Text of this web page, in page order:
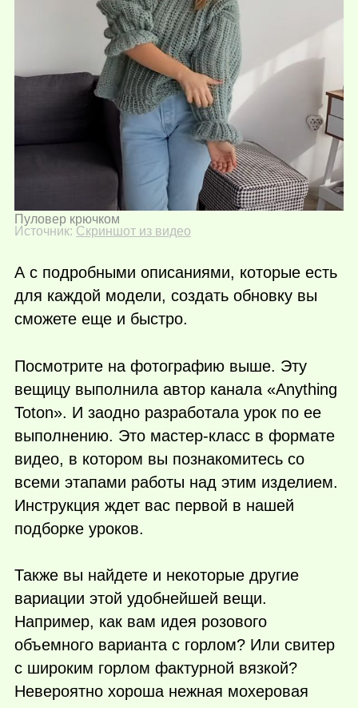
Пуловер крючком
Источник: Скриншот из видео
А с подробными описаниями, которые есть
для каждой модели, создать обновку вы
сможете еще и быстро.
Посмотрите на фотографию выше. Эту
вещицу выполнила автор канала «Anything
Toton». И заодно разработала урок по ее
выполнению. Это мастер-класс в формате
видео, в котором вы познакомитесь со
всеми этапами работы над этим изделием.
Инструкция ждет вас первой в нашей
подборке уроков.
Также вы найдете и некоторые другие
вариации этой удобнейшей вещи.
Например, как вам идея розового
объемного варианта с горлом? Или свитер
с широким горлом фактурной вязкой?
Невероятно хороша нежная мохеровая